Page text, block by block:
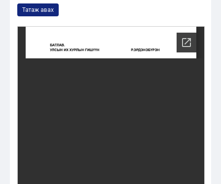
Татаж авах